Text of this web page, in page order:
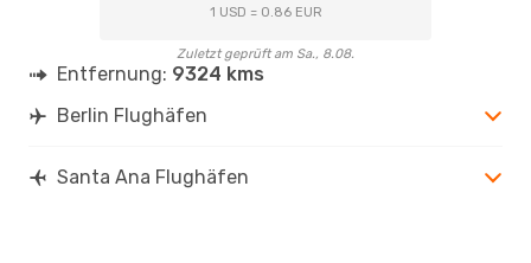
1 USD = 0.86 EUR
Zuletzt geprüft am Sa., 8.08.
Entfernung: 9324 kms
Berlin Flughäfen
Santa Ana Flughäfen